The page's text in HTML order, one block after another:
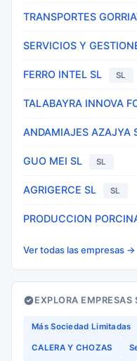
TRANSPORTES
SERVICIOS Y
FERRO INTEL SL SL
TALABAYRA INNOVA
ANDAMIAJES AZAJYA
GUO MEI SL SL
AGRIGERCE SL SL
PRODUCCION
Ver todas las empresas →
EXPLORA EMPRESAS
Más Sociedad Limitadas
CALERA Y CHOZAS